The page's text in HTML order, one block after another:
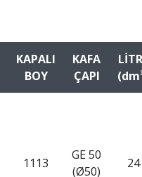
KAPALI
BOY
KAFA
ÇAPI
1113
GE 50
(Ø50)
24